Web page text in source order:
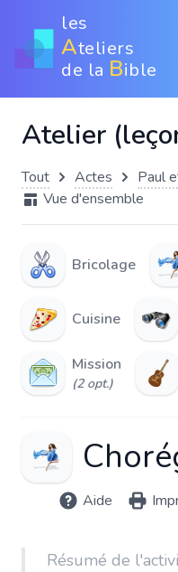
les
Ateliers
de la Bible
Atelier
Tout Actes Paul
Vue d'ensemble
Bricolage
Cuisine
Mission
(2 opt.)
Aide
Résumé de